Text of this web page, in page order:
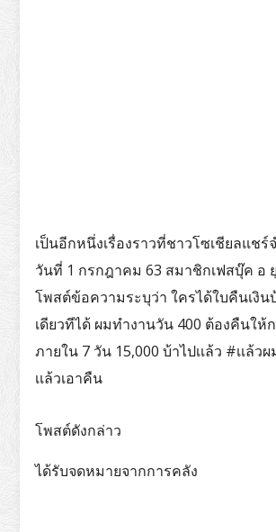
เป็นอีกหนึ่งเรื่องราวที่ชาวโซเชียลแชร์
วันที่ 1 กรกฎาคม 63 สมาชิกเฟสบุ๊ค อ
โพสต์ข้อความระบุว่า ใครได้ใบคืนเงิ
เดียวทีได้ ผมทำงานวัน 400 ต้องคืนให้
ภายใน 7 วัน 15,000 บ้าไปเเล้ว #เเล้ว
เเล้วเอาคืน
โพสต์ดังกล่าว
ได้รับจดหมายจากการคลัง